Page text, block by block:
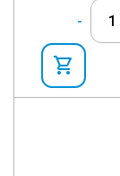
-
shopping_cart